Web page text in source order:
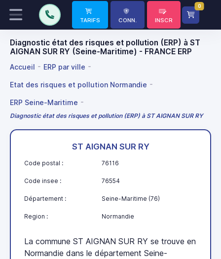
TARIFS CONN. INSCR
0
Diagnostic état des risques et pollution (ERP) à ST
AIGNAN SUR RY (Seine-Maritime) - FRANCE ERP
Accueil ERP par ville
Etat des risques et pollution Normandie
ERP Seine-Maritime
Diagnostic état des risques et pollution (ERP) à ST AIGNAN SUR RY
ST AIGNAN SUR RY
Code postal : 76116
Code insee : 76554
Département : Seine-Maritime (76)
Region : Normandie
La commune ST AIGNAN SUR RY se trouve en
Normandie dans le département Seine-